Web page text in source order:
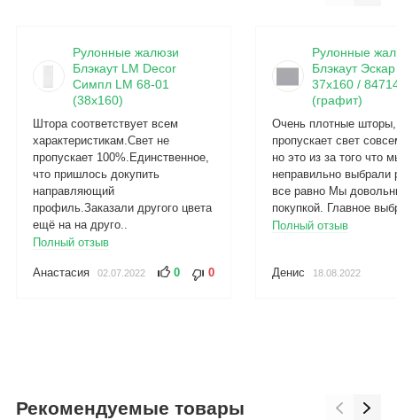
Рулонные жалюзи
Блэкаут LM Decor
Симпл LM 68-01
(38x160)
Штора соответствует всем
характеристикам.Свет не
пропускает 100%.Единственное,
что пришлось докупить
направляющий
профиль.Заказали другого цвета
ещё на на друго..
Полный отзыв
Анастасия 02.07.2022 0 0
Рулонные
Блэкаут
37x160 /
(графит)
Очень плотные шторы,
пропускает свет
но это из за того что
неправильно выбрали
все равно Мы
покупкой. Главное
Полный отзыв
Денис 18.08.2022
Рекомендуемые товары